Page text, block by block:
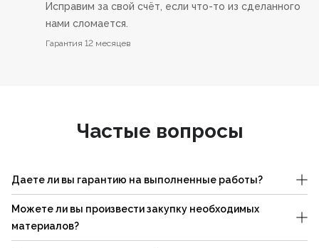
Исправим за свой счёт, если что-то из сделанного
нами сломается.
Гарантия 12 месяцев
Частые вопросы
Даете ли вы гарантию на выполненные работы?
Можете ли вы произвести закупку необходимых
материалов?